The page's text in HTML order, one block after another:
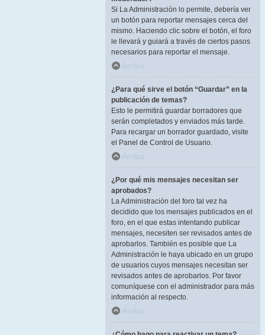
Si La Administración lo permite, debería ver
un botón para reportar mensajes cerca del
mismo. Haciendo clic sobre el botón, el foro
le llevará y guiará a través de ciertos pasos
necesarios para reportar el mensaje.
Arriba
¿Para qué sirve el botón “Guardar” en la
publicación de temas?
Esto le permitirá guardar borradores que
serán completados y enviados más tarde.
Para recargar un borrador guardado, visite
el Panel de Control de Usuario.
Arriba
¿Por qué mis mensajes necesitan ser
aprobados?
La Administración del foro tal vez ha
decidido que los mensajes publicados en el
foro, en el que estas intentando publicar
mensajes, necesiten ser revisados antes de
aprobarlos. También es posible que La
Administración le haya ubicado en un grupo
de usuarios cuyos mensajes necesitan ser
revisados antes de aprobarlos. Por favor
comuníquese con el administrador para más
información al respecto.
Arriba